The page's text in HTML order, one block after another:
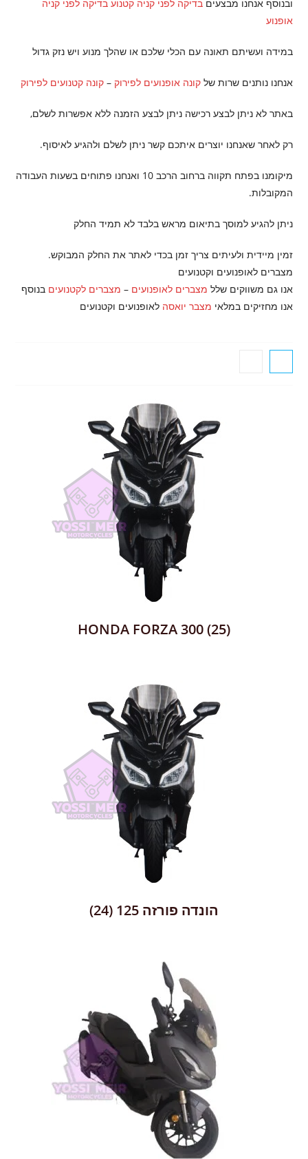
ובנוסף אנחנו מבצעיםבדיקה לפני קניה קטנוע בדיקה לפני קניה
אופנוע
במידה ועשיתם תאונה עם הכלי שלכם או שהלך מנוע ויש נזק גדול
אנחנו נותנים שרות שלקונה אופנועים לפירוק–קונה קטנועים לפירוק
באתר לא ניתן לבצע רכישה ניתן לבצע הזמנה ללא אפשרות לשלם,
רק לאחר שאנחנו יוצרים איתכם קשר ניתן לשלם ולהגיע לאיסוף.
מיקומנו בפתח תקווה ברחוב הרכב 10 ואנחנו פתוחים בשעות העבודה
המקובלות.
ניתן להגיע למוסך בתיאום מראש בלבד לא תמיד החלק
זמין מיידית ולעיתים צריך זמן בכדי לאתר את החלק המבוקש.
מצברים לאופנועים וקטנועים
אנו גם משווקים שללמצברים לאופנועים–מצברים לקטנועיםבנוסף
אנו מחזיקים במלאימצבר יואסהלאופנועים וקטנועים
HONDA FORZA 300(25)
הונדה פורזה 125 (24)